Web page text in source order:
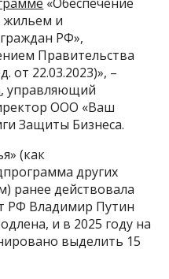
и
РФ»,
Правительства
от 22.03.2023)», –
, управляющий
ООО «Ваш
Защиты Бизнеса.
(как
других
ранее действовала
РФ Владимир Путин
и в 2025 году на
выделить 15